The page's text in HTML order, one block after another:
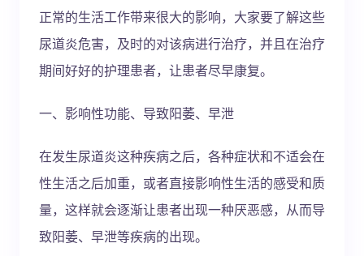
正常的生活工作带来很大的影响，大家要了解这些
尿道炎危害，及时的对该病进行治疗，并且在治疗
期间好好的护理患者，让患者尽早康复。
一、影响性功能、导致阳萎、早泄
在发生尿道炎这种疾病之后，各种症状和不适会在
性生活之后加重，或者直接影响性生活的感受和质
量，这样就会逐渐让患者出现一种厌恶感，从而导
致阳萎、早泄等疾病的出现。